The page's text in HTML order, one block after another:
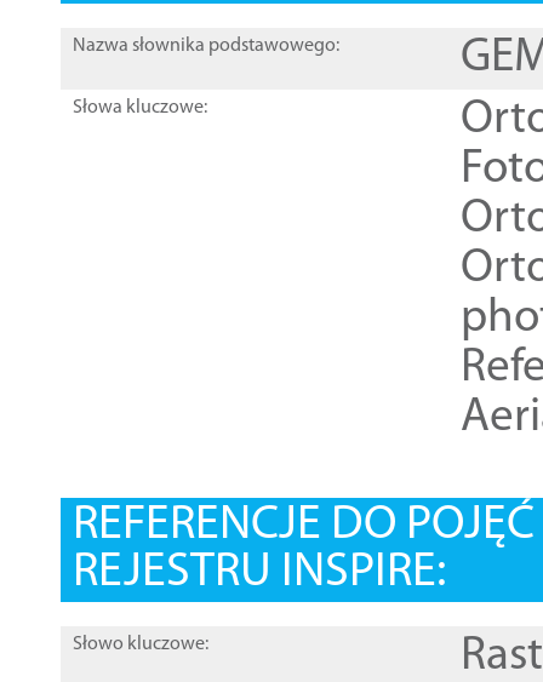
Nazwa słownika podstawowego:
Słowa kluczowe:
REFERENCJE DO
REJESTRU INSPIRE:
Słowo kluczowe: